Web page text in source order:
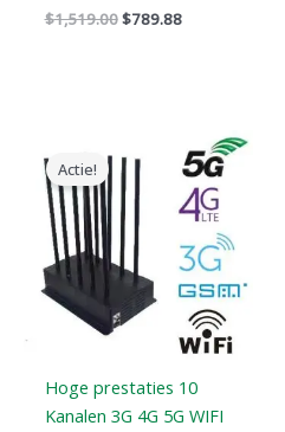
$1,519.00$789.88
Actie!
Hoge prestaties 10
Kanalen 3G 4G 5G WIFI
Oorspronkelijke
prijs
was:
$1,099.00.
Huidige
prijs
is:
$616.99.